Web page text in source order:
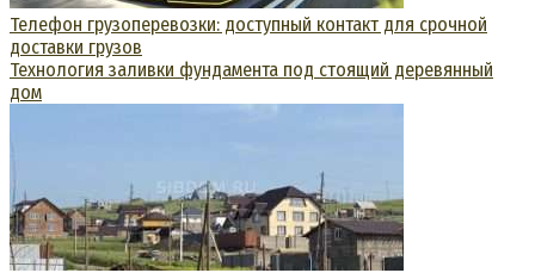
Телефон грузоперевозки: доступный контакт для срочной
доставки грузов
Технология заливки фундамента под стоящий деревянный
дом